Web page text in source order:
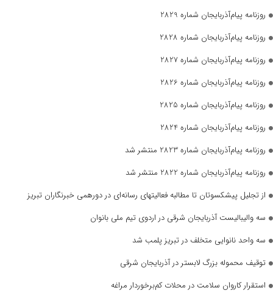
روزنامه پیام‌آذربایجان شماره 2829
روزنامه پیام‌آذربایجان شماره 2828
روزنامه پیام‌آذربایجان شماره 2827
روزنامه پیام‌آذربایجان شماره 2826
روزنامه پیام‌آذربایجان شماره 2825
روزنامه پیام‌آذربایجان شماره 2824
روزنامه پیام‌آذربایجان شماره 2823 منتشر شد
روزنامه پیام‌آذربایجان شماره 2822 منتشر شد
از تجلیل پیشکسوتان تا مطالبه فعالیتهای رسانه‌ای در دورهمی خبرنگاران تبریز
سه والیبالیست آذربایجان‌ شرقی در اردوی تیم ملی بانوان
سه واحد نانوایی متخلف در تبریز پلمب شد
توقیف محموله بزرگ لابستر در آذربایجان شرقی
استقرار کاروان سلامت در محلات کم‌برخوردار مراغه